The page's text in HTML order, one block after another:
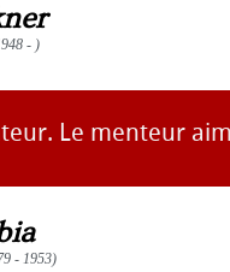
- )
Le menteur
- 1953)